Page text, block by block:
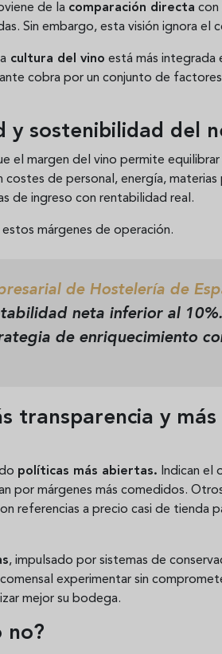
de la comparación directa con
Sin embargo, esta visión ignora el
cultura del vino está más integrada
cobra por un conjunto de
y sostenibilidad del
el margen del vino permite
de personal, energía, materias
de ingreso con rentabilidad real.
márgenes de operación.
de Hostelería de
neta inferior al
de enriquecimiento
transparencia y
políticas más abiertas. Indican el
por márgenes más comedidos.
referencias a precio casi de tienda
, impulsado por sistemas de
experimentar sin
mejor su bodega.
no?